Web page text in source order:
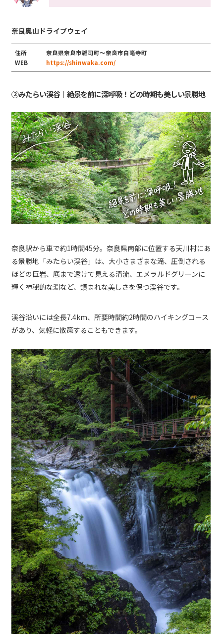
奈良奥山ドライブウェイ
住所
奈良県奈良市雑司町～奈良市白毫寺町
WEB
https://shinwaka.com/
②みたらい渓谷｜絶景を前に深呼吸！どの時期も美しい景勝地
奈良駅から車で約1時間45分。奈良県南部に位置する天川村にあ
る景勝地「みたらい渓谷」は、大小さまざまな滝、圧倒される
ほどの巨岩、底まで透けて見える清流、エメラルドグリーンに
輝く神秘的な淵など、類まれな美しさを保つ渓谷です。
渓谷沿いには全長7.4km、所要時間約2時間のハイキングコース
があり、気軽に散策することもできます。